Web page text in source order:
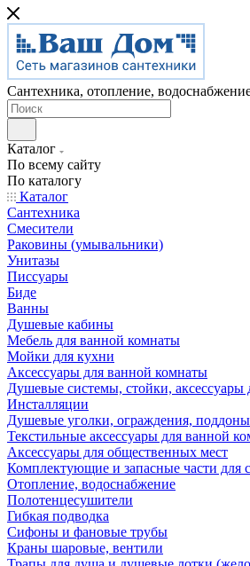
Сантехника, отопление,
Каталог
По всему сайту
По каталогу
Каталог
Сантехника
Смесители
Раковины (умывальники)
Унитазы
Писсуары
Биде
Ванны
Душевые кабины
Мебель для ванной комнаты
Мойки для кухни
Аксессуары для ванной комнаты
Душевые системы, стойки, аксессуары
Инсталляции
Душевые уголки, ограждения, поддоны
Текстильные аксессуары для ванной
Аксессуары для общественных мест
Комплектующие и запасные части для
Отопление, водоснабжение
Полотенцесушители
Гибкая подводка
Сифоны и фановые трубы
Краны шаровые, вентили